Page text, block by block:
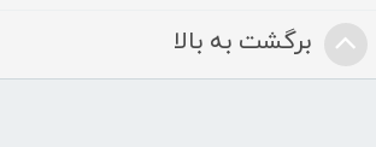
برگشت به بالا